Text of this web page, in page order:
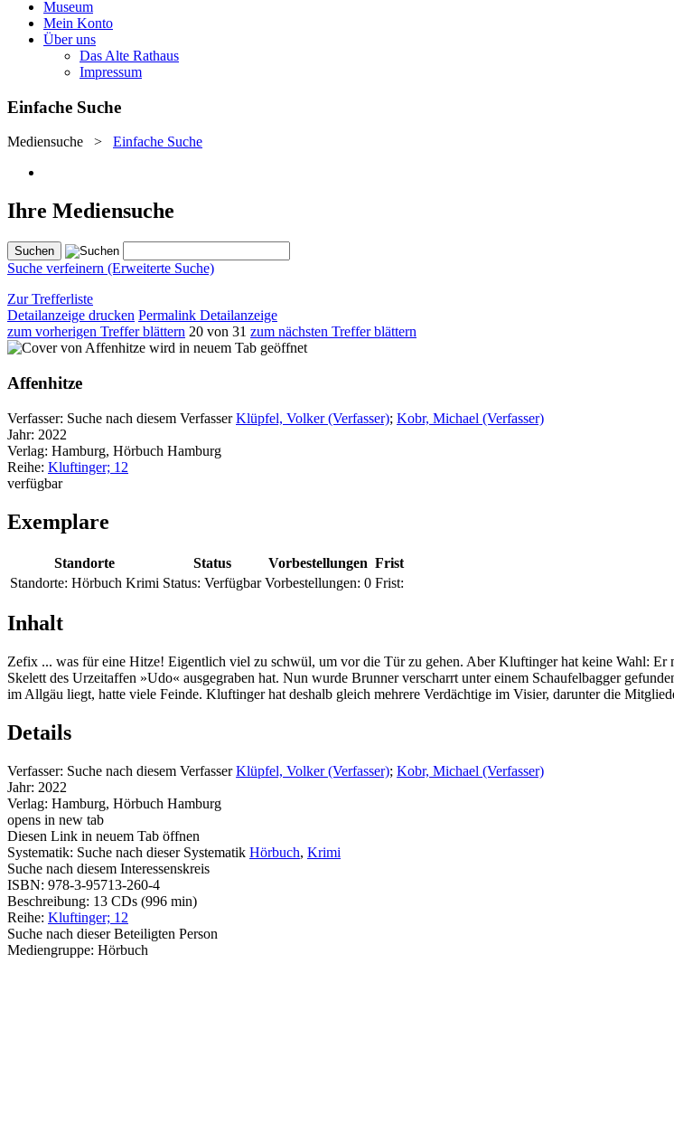
Museum
Mein Konto
Über uns
Das Alte Rathaus
Impressum
Einfache Suche
Mediensuche > Einfache Suche
Ihre Mediensuche
Suche verfeinern (Erweiterte Suche)
Zur Trefferliste
Detailanzeige drucken Permalink Detailanzeige
zum vorherigen Treffer blättern 20 von 31 zum nächsten Treffer blättern
wird in neuem Tab geöffnet
Affenhitze
Verfasser: Suche nach diesem Verfasser Klüpfel, Volker (Verfasser); Kobr, Michael (Verfasser)
Jahr: 2022
Verlag: Hamburg, Hörbuch Hamburg
Reihe: Kluftinger; 12
verfügbar
Exemplare
Standorte Status Vorbestellungen Frist
Standorte: Hörbuch Krimi Status: Verfügbar Vorbestellungen: 0 Frist:
Inhalt
Zefix ... was für eine Hitze! Eigentlich viel zu schwül, um vor die Tür zu gehen. Aber Kluftinger hat keine Wahl: Er
Skelett des Urzeitaffen »Udo« ausgegraben hat. Nun wurde Brunner verscharrt unter einem Schaufelbagger
im Allgäu liegt, hatte viele Feinde. Kluftinger hat deshalb gleich mehrere Verdächtige im Visier, darunter die
Details
Verfasser: Suche nach diesem Verfasser Klüpfel, Volker (Verfasser); Kobr, Michael (Verfasser)
Jahr: 2022
Verlag: Hamburg, Hörbuch Hamburg
opens in new tab
Diesen Link in neuem Tab öffnen
Systematik: Suche nach dieser Systematik Hörbuch, Krimi
Suche nach diesem Interessenskreis
ISBN: 978-3-95713-260-4
Beschreibung: 13 CDs (996 min)
Reihe: Kluftinger; 12
Suche nach dieser Beteiligten Person
Mediengruppe: Hörbuch